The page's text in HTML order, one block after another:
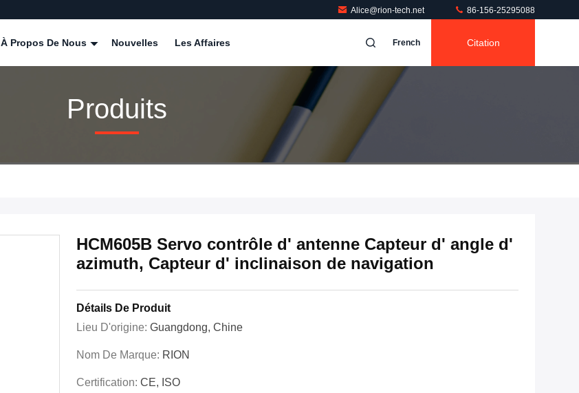
Alice@rion-tech.net 86-156-25295088
À Propos De Nous Nouvelles Les Affaires French Citation
Produits
HCM605B Servo contrôle d' antenne Capteur d' angle d'
azimuth, Capteur d' inclinaison de navigation
Détails De Produit
Lieu D'origine: Guangdong, Chine
Nom De Marque: RION
Certification: CE, ISO